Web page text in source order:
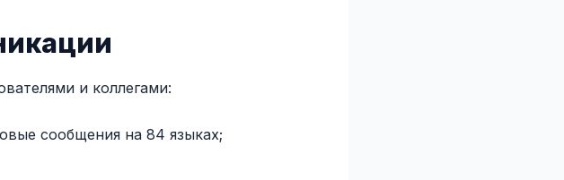
и коллегами:
сообщения на 84 языках;